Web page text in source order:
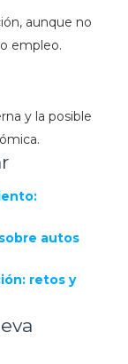
aunque no
empleo.
y la posible
autos
retos y